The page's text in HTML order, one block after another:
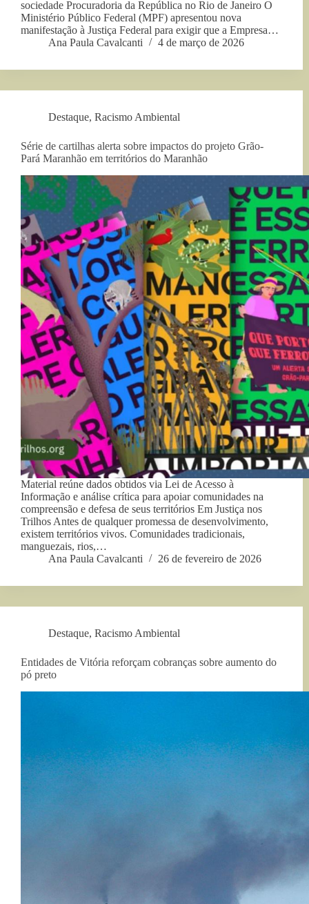
sociedade Procuradoria da República no Rio de Janeiro O
Ministério Público Federal (MPF) apresentou nova
manifestação à Justiça Federal para exigir que a Empresa…
Ana Paula Cavalcanti
4 de março de 2026
Destaque, Racismo Ambiental
Série de cartilhas alerta sobre impactos do projeto Grão-
Pará Maranhão em territórios do Maranhão
Material reúne dados obtidos via Lei de Acesso à
Informação e análise crítica para apoiar comunidades na
compreensão e defesa de seus territórios Em Justiça nos
Trilhos Antes de qualquer promessa de desenvolvimento,
existem territórios vivos. Comunidades tradicionais,
manguezais, rios,…
Ana Paula Cavalcanti
26 de fevereiro de 2026
Destaque, Racismo Ambiental
Entidades de Vitória reforçam cobranças sobre aumento do
pó preto